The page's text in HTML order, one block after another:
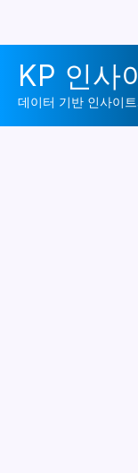
로
KP 인사
데이터 기반 인사이